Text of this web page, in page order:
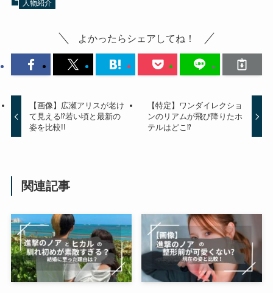
人物紹介
よかったらシェアしてね！
【画像】広瀬アリスが老け
て見える⁉若い頃と最新の
姿を比較!!
【特定】ワンダイレクショ
ンのリアムが飛び降りたホ
テルはどこ⁉
関連記事